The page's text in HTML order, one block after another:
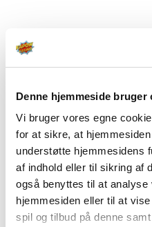
Denne hjemmeside bruger
Vi bruger vores egne
for at sikre, at
understøtte hjemmesidens
af indhold eller til sikring af
også benyttes til at
hjemmesiden eller til at
spil og tilbud på denne